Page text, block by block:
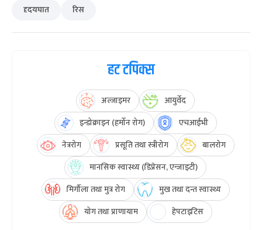
दृदयघात रिस
हट टपिक्स
अल्जाइमर
आयुर्वेद
इन्डोक्राइन (हर्मोन रोग)
एचआईभी
नेत्ररोग
प्रसूति तथा स्त्रीरोग
बालरोग
मानसिक स्वास्थ्य (डिप्रेसन, एन्जाइटी)
मिर्गौला तथा मुत्र रोग
मुख तथा दन्त स्वास्थ्य
योग तथा प्राणायाम
हेपटाइटिस